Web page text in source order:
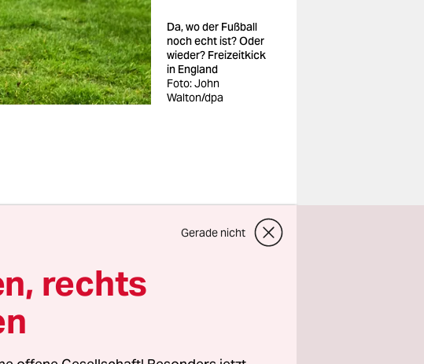
Da, wo der Fußball
noch echt ist? Oder
wieder? Freizeitkick
in England
Foto: John
Walton/dpa
entschieden.
SpielerInnen
und
Mitgliedern aus
. „Ich verstehe, dass
das auf
die
Gerade nicht
rechts